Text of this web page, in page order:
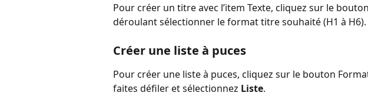
Pour créer un titre avec l’item Texte, cliquez sur le
déroulant sélectionner le format titre souhaité (H1 à H6).
Créer une liste à puces
Pour créer une liste à puces, cliquez sur le bouton
faites défiler et sélectionnez Liste.